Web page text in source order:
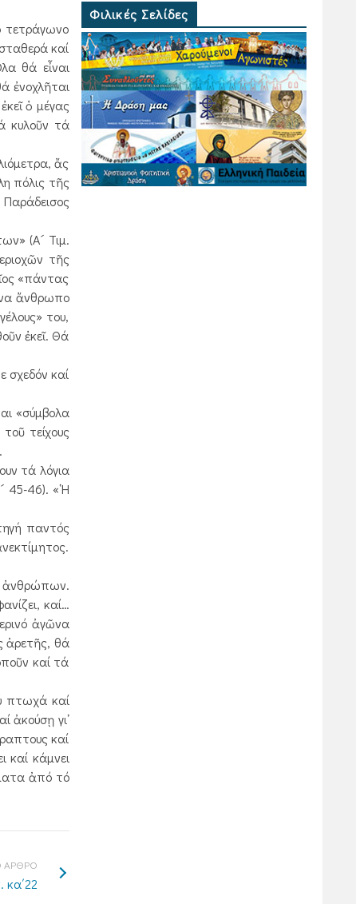
τετράγωνο
καί
θά εἶναι
ἐνοχλῆται
ὁ μέγας
κυλοῦν τά
ἄς
πόλις τῆς
(Α´ Τιμ.
τῆς
«πάντας
ἄνθρωπο
του,
ἐκεῖ. Θά
σχεδόν καί
«σύμβολα
τείχους
τά λόγια
45-46). «῾Η
παντός
ἀνθρώπων.
καί…
ἀγῶνα
ἀρετῆς, θά
καί τά
πτωχά καί
ἀκούσῃ γι᾿
καί
καί κάμνει
ἀπό τό
ΑΡΘΡΟ
κα΄22
Φιλικές Σελίδες